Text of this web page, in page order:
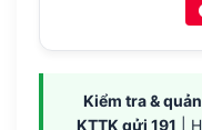
Kiểm tra &
KTTK gửi 191 |